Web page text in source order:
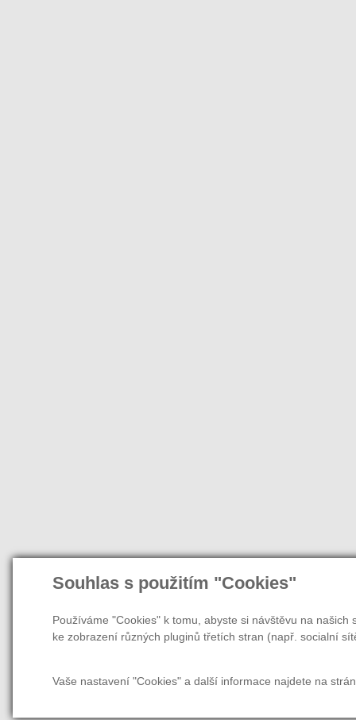
Souhlas s použitím "Cookies"
Používáme "Cookies" k tomu, abyste si návštěvu na
ke zobrazení různých pluginů třetích stran (např. socialní
Vaše nastavení "Cookies" a další informace najdete na